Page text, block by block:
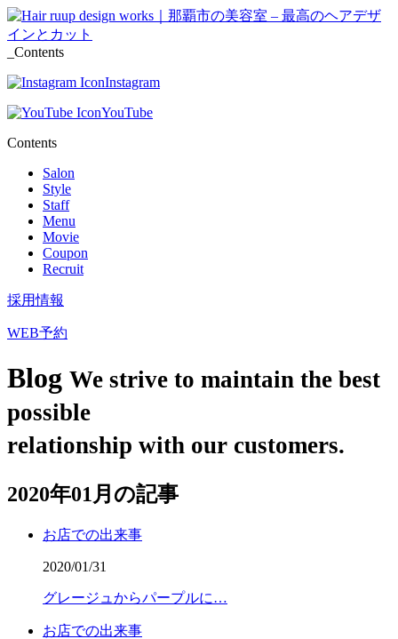
_Contents
Instagram
YouTube
Contents
Salon
Style
Staff
Menu
Movie
Coupon
Recruit
採用情報
WEB予約
Blog We strive to maintain the best
possible
relationship with our customers.
2020年01月の記事
お店での出来事
2020/01/31
グレージュからパープルに…
お店での出来事